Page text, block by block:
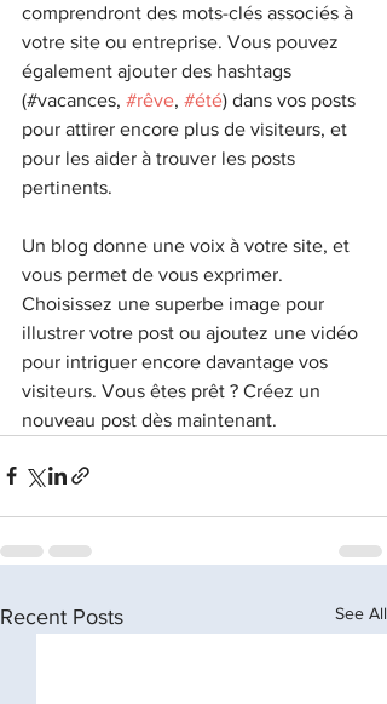
comprendront des mots-clés associés à
votre site ou entreprise. Vous pouvez
également ajouter des hashtags
(#vacances, #rêve, #été) dans vos posts
pour attirer encore plus de visiteurs, et
pour les aider à trouver les posts
pertinents.
Un blog donne une voix à votre site, et
vous permet de vous exprimer.
Choisissez une superbe image pour
illustrer votre post ou ajoutez une vidéo
pour intriguer encore davantage vos
visiteurs. Vous êtes prêt ? Créez un
nouveau post dès maintenant.
Recent Posts See All